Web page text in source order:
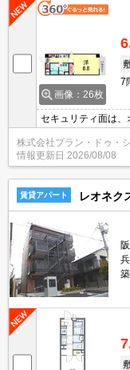
画像：26枚
7
セキュリティ面は、
置き場など様々な
設備は照明付き・
います。こちらの
株式会社プラン・ドゥ・
情報更新日 2026/08/08
賃貸アパート レオネク